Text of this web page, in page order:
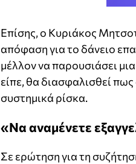
Επίσης, ο Κυριάκος
απόφαση για το δάνειο
μέλλον να παρουσιάσει
είπε, θα διασφαλισθεί
συστημικά ρίσκα.
«Να αναμένετε
Σε ερώτηση για τη